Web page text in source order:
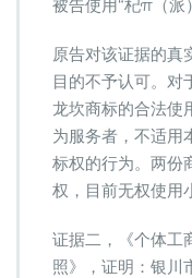
被告使用“杞π（派
原告对该证据的真
目的不予认可。对
龙坎商标的合法使
为服务者，不适用
标权的行为。两份
权，目前无权使用
证据二，《个体工
照》，证明：银川